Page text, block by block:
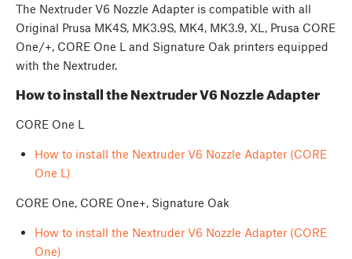
The Nextruder V6 Nozzle Adapter is compatible with all
Original Prusa MK4S, MK3.9S, MK4, MK3.9, XL, Prusa CORE
One/+, CORE One L and Signature Oak printers equipped
with the Nextruder.
How to install the Nextruder V6 Nozzle Adapter
CORE One L
How to install the Nextruder V6 Nozzle Adapter (CORE
One L)
CORE One, CORE One+, Signature Oak
How to install the Nextruder V6 Nozzle Adapter (CORE
One)